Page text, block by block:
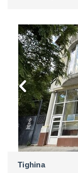
2
Tighina